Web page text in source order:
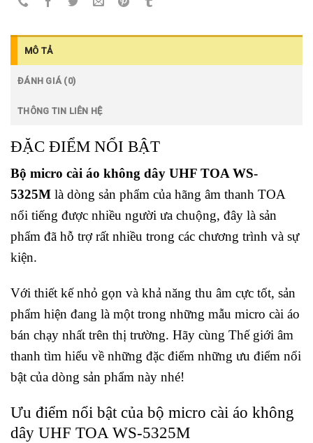
MÔ TẢ
ĐÁNH GIÁ (0)
THÔNG TIN LIÊN HỆ
ĐẶC ĐIỂM NỔI BẬT
Bộ micro cài áo không dây UHF TOA WS-
5325M là dòng sản phẩm của hãng âm thanh TOA
nổi tiếng được nhiều người ưa chuộng, đây là sản
phẩm đã hỗ trợ rất nhiều trong các chương trình và sự
kiện.
Với thiết kế nhỏ gọn và khả năng thu âm cực tốt, sản
phẩm hiện đang là một trong những mẫu micro cài áo
bán chạy nhất trên thị trường. Hãy cùng Thế giới âm
thanh tìm hiểu về những đặc điểm những ưu điểm nổi
bật của dòng sản phẩm này nhé!
Ưu điểm nổi bật của bộ micro cài áo không
dây UHF TOA WS-5325M